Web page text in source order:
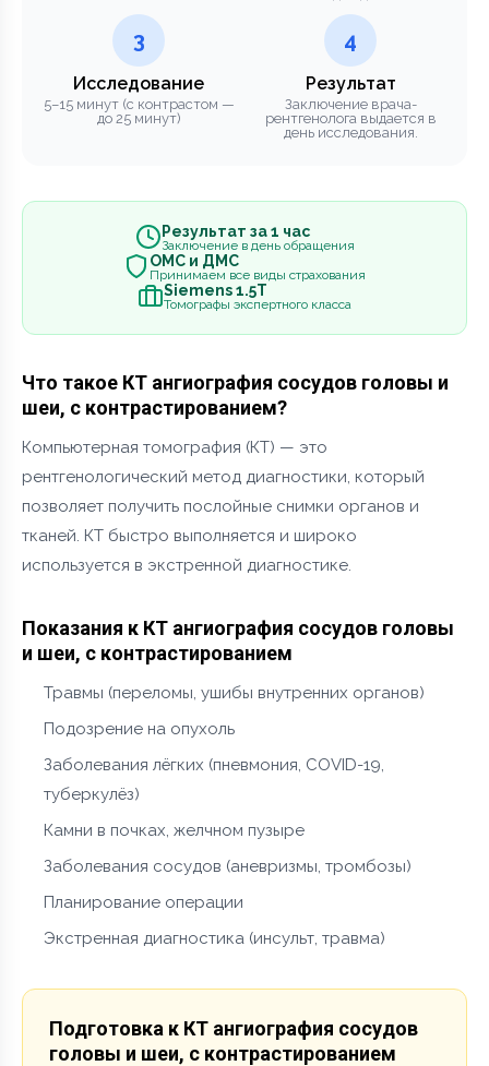
3
Исследование
5–15 минут (с контрастом —
до 25 минут)
4
Результат
Заключение врача-
рентгенолога выдается в
день исследования.
Результат за 1 час
Заключение в день обращения
ОМС и ДМС
Принимаем все виды страхования
Siemens 1.5Т
Томографы экспертного класса
Что такое КТ ангиография сосудов головы и
шеи, с контрастированием?
Компьютерная томография (КТ) — это
рентгенологический метод диагностики, который
позволяет получить послойные снимки органов и
тканей. КТ быстро выполняется и широко
используется в экстренной диагностике.
Показания к КТ ангиография сосудов головы
и шеи, с контрастированием
Травмы (переломы, ушибы внутренних органов)
Подозрение на опухоль
Заболевания лёгких (пневмония, COVID-19,
туберкулёз)
Камни в почках, желчном пузыре
Заболевания сосудов (аневризмы, тромбозы)
Планирование операции
Экстренная диагностика (инсульт, травма)
Подготовка к КТ ангиография сосудов
головы и шеи, с контрастированием